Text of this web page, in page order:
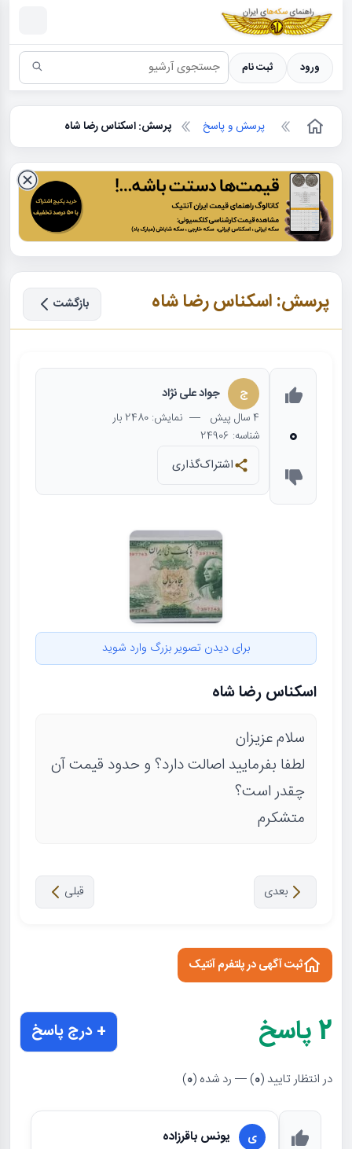
سکه ها ؛ راهنمای سکه شناسی
ورود ثبت نام
پرسش و پاسخ پرسش: اسکناس رضا شاه
پرسش: اسکناس رضا شاه بازگشت
0
ج جواد علی نژاد
4 سال پیش — نمایش: 2480 بار
شناسه: 24906
اشتراک‌گذاری
برای دیدن تصویر بزرگ وارد شوید
اسکناس رضا شاه
سلام عزیزان
لطفا بفرمایید اصالت دارد؟ و حدود قیمت آن
چقدر است؟
متشکرم
قبلی بعدی
ثبت آگهی در پلتفرم آنتیک
2پاسخ + درج پاسخ
در انتظار تایید (0) — رد شده (0
)
ی یونس باقرزاده